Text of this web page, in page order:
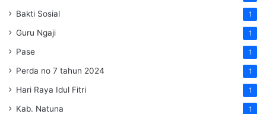
Bakti Sosial 1
Guru Ngaji 1
Pase 1
Perda no 7 tahun 2024 1
Hari Raya Idul Fitri 1
Kab. Natuna 1